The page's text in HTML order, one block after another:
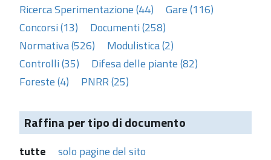
Ricerca Sperimentazione (44)
Gare (116)
Concorsi (13)
Documenti (258)
Normativa (526)
Modulistica (2)
Controlli (35)
Difesa delle piante (82)
Foreste (4)
PNRR (25)
Raffina per tipo di documento
tutte
solo pagine del sito